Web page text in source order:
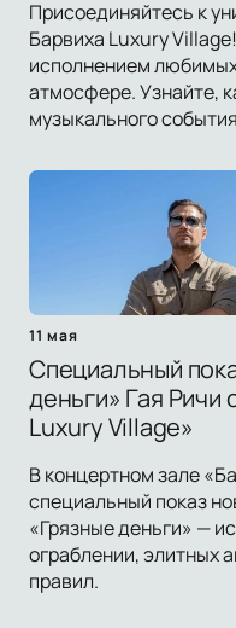
Присоединяйтесь к
Барвиха Luxury
исполнением
атмосфере. Узнайте,
музыкального
11 мая
Специальный
деньги» Гая Ричи
Luxury Village»
В концертном зале
специальный показ
«Грязные деньги» —
ограблении, элитных
правил.